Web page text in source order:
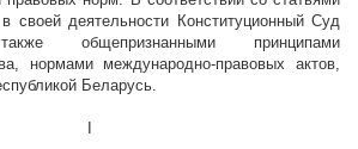
своей деятельности Конституционный Суд
общепризнанными принципами
нормами международно-правовых актов,
Беларусь.